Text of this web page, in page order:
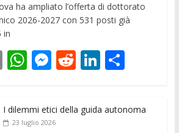
ha ampliato l’offerta di dottorato
2026-2027 con 531 posti già
in
E
ai
l
W
s
M
ss
e
R
di
Li
e
C
di
I dilemmi etici della guida autonoma
23 luglio 2026